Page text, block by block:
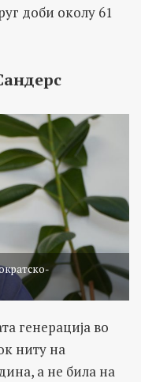
доби околу 61
генерација во
ниту на
а не била на